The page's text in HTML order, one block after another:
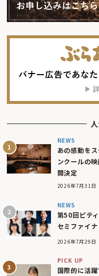
NEWS
あの感動を
ンクールの
開決定
2026年7月31日
NEWS
第50回ピテ
セミファイ
2026年7月29日
PICK UP
国際的に活